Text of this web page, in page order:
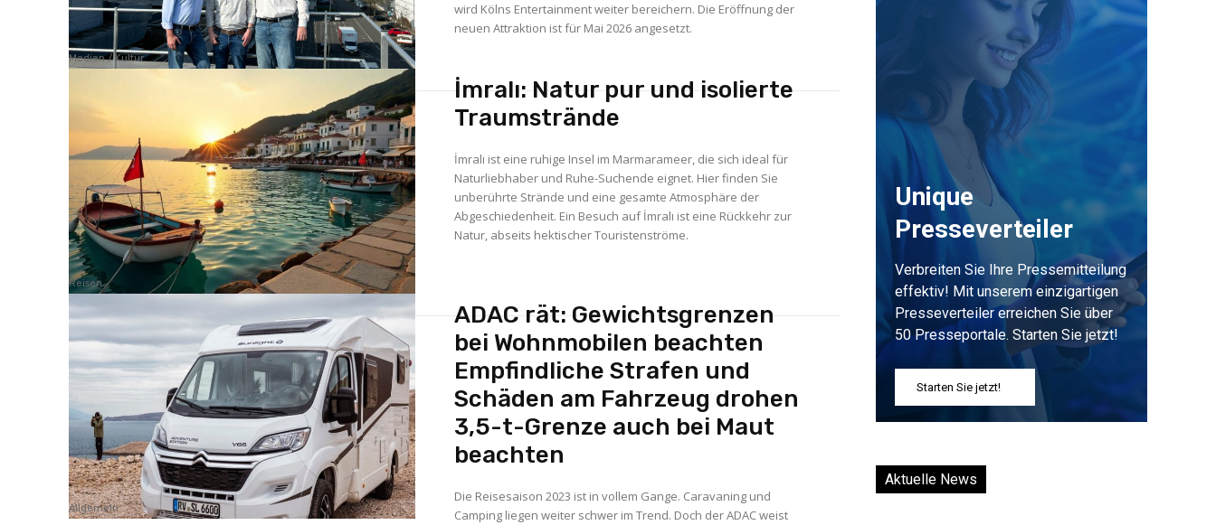
Medien / Kultur
wird Kölns Entertainment weiter bereichern. Die Eröffnung der
neuen Attraktion ist für Mai 2026 angesetzt.
Reisen
İmralı: Natur pur und isolierte
Traumstrände
İmralı ist eine ruhige Insel im Marmarameer, die sich ideal für
Naturliebhaber und Ruhe-Suchende eignet. Hier finden Sie
unberührte Strände und eine gesamte Atmosphäre der
Abgeschiedenheit. Ein Besuch auf İmralı ist eine Rückkehr zur
Natur, abseits hektischer Touristenströme.
Allgemein
ADAC rät: Gewichtsgrenzen
bei Wohnmobilen beachten
Empfindliche Strafen und
Schäden am Fahrzeug drohen
3,5-t-Grenze auch bei Maut
beachten
Die Reisesaison 2023 ist in vollem Gange. Caravaning und
Camping liegen weiter schwer im Trend. Doch der ADAC weist
Unique
Presseverteiler
Verbreiten Sie Ihre Pressemitteilung
effektiv! Mit unserem einzigartigen
Presseverteiler erreichen Sie über
50 Presseportale. Starten Sie jetzt!
Starten Sie jetzt!
Aktuelle News